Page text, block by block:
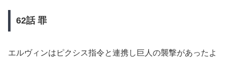
62話 罪
エルヴィンはピクシス指令と連携し巨人の襲撃があったよ